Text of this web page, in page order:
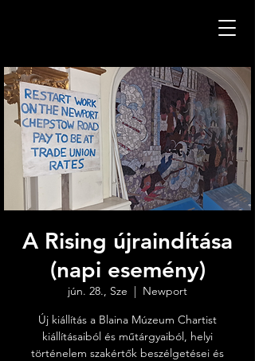
A Rising újraindítása
(napi esemény)
jún. 28., Sze
  |
Newport
Új kiállítás a Blaina Múzeum Chartist
kiállításaiból és műtárgyaiból, helyi
történelem szakértők beszélgetései és